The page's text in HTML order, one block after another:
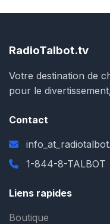
RadioTalbot.tv
Votre destination de
pour le
Contact
1-844-8-TALBOT
Liens rapides
Boutique